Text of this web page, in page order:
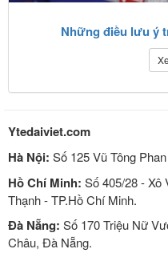
Những điều lưu ý
Ytedaiviet.com
Hà Nội: Số 125 Vũ Tông
Hồ Chí Minh: Số 405/28 - Xô
Thạnh - TP.Hồ Chí Minh.
Đà Nẵng: Số 170 Triệu Nữ
Châu, Đà Nẵng.